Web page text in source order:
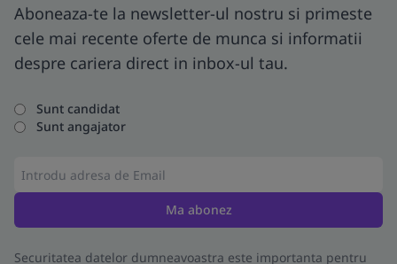
Aboneaza-te la newsletter-ul nostru si primeste
cele mai recente oferte de munca si informatii
despre cariera direct in inbox-ul tau.
Sunt candidat
Sunt angajator
Ma abonez
Securitatea datelor dumneavoastra este importanta pentru